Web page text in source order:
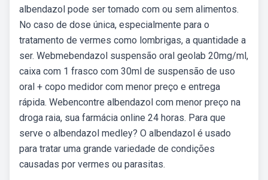
albendazol pode ser tomado com ou sem alimentos.
No caso de dose única, especialmente para o
tratamento de vermes como lombrigas, a quantidade a
ser. Webmebendazol suspensão oral geolab 20mg/ml,
caixa com 1 frasco com 30ml de suspensão de uso
oral + copo medidor com menor preço e entrega
rápida. Webencontre albendazol com menor preço na
droga raia, sua farmácia online 24 horas. Para que
serve o albendazol medley? O albendazol é usado
para tratar uma grande variedade de condições
causadas por vermes ou parasitas.